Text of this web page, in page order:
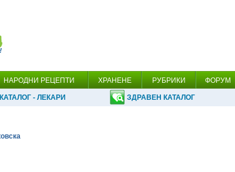
НАРОДНИ РЕЦЕПТИ ХРАНЕНЕ РУБРИКИ ФОРУМ
КАТАЛОГ - ЛЕКАРИ ЗДРАВЕН КАТАЛОГ